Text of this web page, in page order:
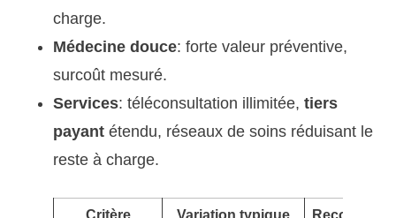
charge.
Médecine douce: forte valeur préventive,
surcoût mesuré.
Services: téléconsultation illimitée, tiers
payant étendu, réseaux de soins réduisant le
reste à charge.
Critère Variation typique